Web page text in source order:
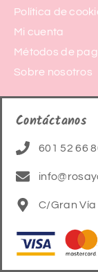
Política de
Mi cuenta
Métodos de
Sobre nosotros
Contáctanos
601 52 66
C/Gran Vía